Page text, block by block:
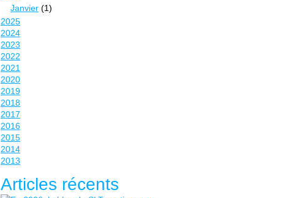
Janvier (1)
2025
2024
2023
2022
2021
2020
2019
2018
2017
2016
2015
2014
2013
Articles récents